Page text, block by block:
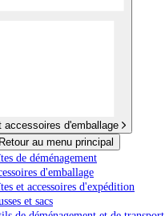
accessoires d'emballage
Retour au menu principal
de déménagement
d'emballage
et accessoires d'expédition
et sacs